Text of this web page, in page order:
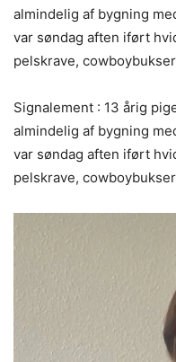
almindelig af bygning
var søndag aften iført
pelskrave,
Signalement : 13 årig
almindelig af bygning
var søndag aften iført
pelskrave,